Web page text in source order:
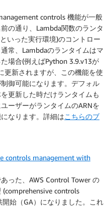
controls 機能が一般
の通り、Lambda関数のランタ
いった実行環境)のコントロー
常、Lambdaのランタイムはマ
場合(例えばPython 3.9.v13が
更新されますが、この機能を使
御可能になります。デフォル
更新した時だけランタイムも
ーザーがランタイムのARNを
なります。詳細はこちらのブ
controls management with
った、AWS Control Tower の
controls
始（GA）になりました。これ